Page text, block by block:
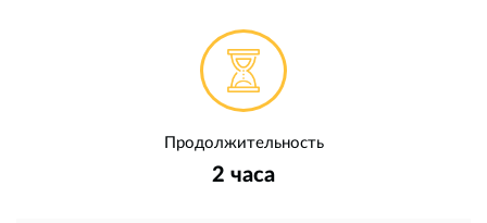
Продолжительность
2 часа